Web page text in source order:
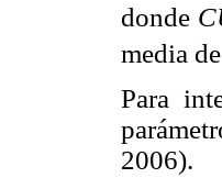
donde
media
Para
2006).